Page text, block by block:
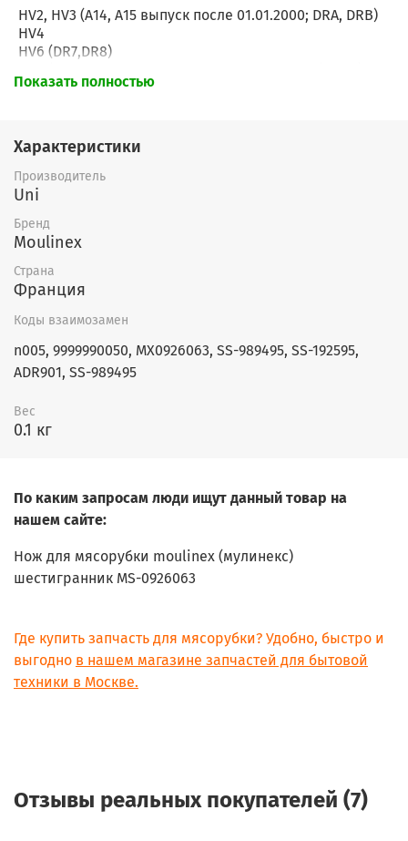
Характеристики
Производитель
Uni
Бренд
Moulinex
Страна
Франция
Коды взаимозамен
n005, 9999990050, MX0926063, SS-989495, SS-192595,
ADR901, SS-989495
Вес
0.1 кг
HV2, HV3 (А14, А15 выпуск после 01.01.2000; DRA, DRB)
HV4
HV6 (DR7,DR8)
AA15R2(2)
ADR741(P)
ADR741(Q)
ADR743(0)
ADR743(P)
ADR743(Q)
ADR744(0)
ADR744(P)
ADR744(Q)
ADR841(0)
ADR841(Q)
ADRA41(2)
ADRA41(P)
ADRAPR(P)
ADRB41(P)
DKA14E(0)
F4177510(P)
F4177510(Q)
FP413DAE/70
FP4141AE/70
FP60614E/701
FP655DBE/700
FP655DBE/701
FP656GBE/700
FP711141/705
FP711141/705
Показать полностью
По каким запросам люди ищут данный товар на
нашем сайте:
Нож для мясорубки moulinex (мулинекс)
шестигранник MS-0926063
Где купить запчасть для мясорубки? Удобно, быстро и
выгодно в нашем магазине запчастей для бытовой
техники в Москве.
Отзывы реальных покупателей (7)